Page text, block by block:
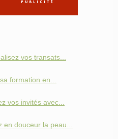
vos transats...
formation en...
vos invités avec...
en douceur la peau...